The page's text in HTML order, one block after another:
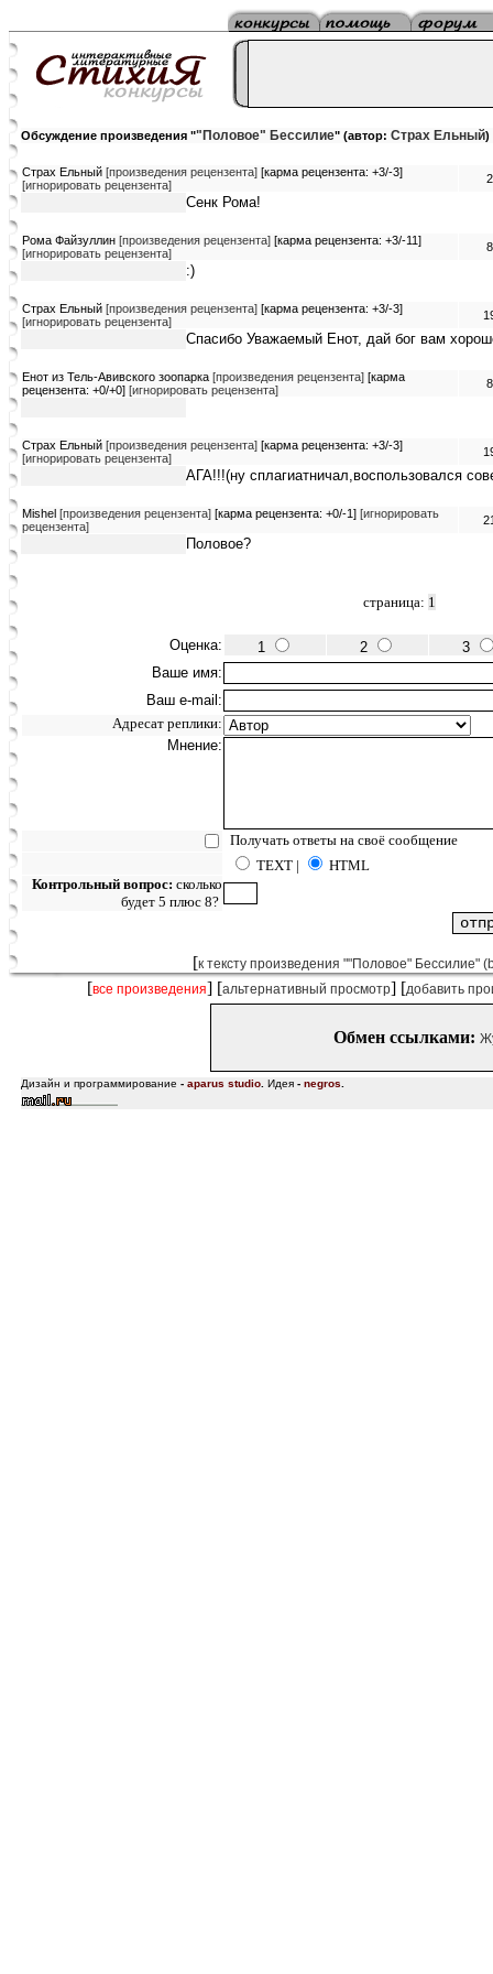
Обсуждение произведения ""Половое" Бессилие" (автор: Страх Ельный)
Страх Ельный [произведения рецензента] [карма рецензента: +3/-3]
[игнорировать рецензента]
Сенк Рома!
Рома Файзуллин [произведения рецензента] [карма рецензента: +3/-11]
[игнорировать рецензента]
:)
Страх Ельный [произведения рецензента] [карма рецензента: +3/-3]
[игнорировать рецензента]
Спасибо Уважаемый Енот, дай бог вам
Енот из Тель-Авивского зоопарка [произведения рецензента] [карма
рецензента: +0/+0] [игнорировать рецензента]
Страх Ельный [произведения рецензента] [карма рецензента: +3/-3]
[игнорировать рецензента]
АГА!!!(ну сплагиатничал,воспользовался
Mishel [произведения рецензента] [карма рецензента: +0/-1] [игнорировать
рецензента]
Половое?
страница: 1
Оценка: 1 2
3
Ваше имя:
Ваш e-mail:
Адресат реплики:
Мнение:
Получать ответы на своё сообщение
TEXT |
HTML
Контрольный вопрос: сколько
будет 5 плюс 8?
[к тексту произведения ""Половое" Бессилие"
[все произведения] [альтернативный просмотр] [добавить
Обмен ссылками:
Дизайн и программирование - aparus studio Идея - negros